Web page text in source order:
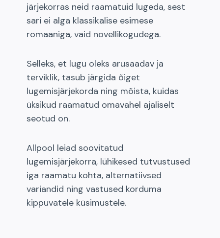
järjekorras neid raamatuid lugeda, sest
sari ei alga klassikalise esimese
romaaniga, vaid novellikogudega.
Selleks, et lugu oleks arusaadav ja
terviklik, tasub järgida õiget
lugemisjärjekorda ning mõista, kuidas
üksikud raamatud omavahel ajaliselt
seotud on.
Allpool leiad soovitatud
lugemisjärjekorra, lühikesed tutvustused
iga raamatu kohta, alternatiivsed
variandid ning vastused korduma
kippuvatele küsimustele.